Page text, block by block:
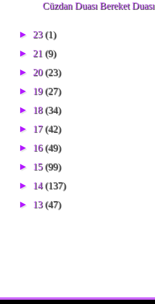
Cüzdan Duası Bereket Duası
► 23(1)
► 21 (9)
► 20(23)
► 19(27)
► 18(34)
► 17(42)
► 16(49)
► 15(99)
► 14(137)
► 13(47)